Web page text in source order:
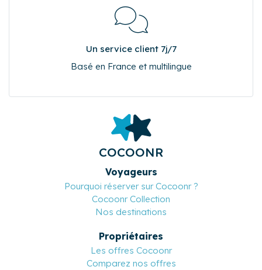
Un service client 7j/7
Basé en France et multilingue
COCOONR
Voyageurs
Pourquoi réserver sur Cocoonr ?
Cocoonr Collection
Nos destinations
Propriétaires
Les offres Cocoonr
Comparez nos offres